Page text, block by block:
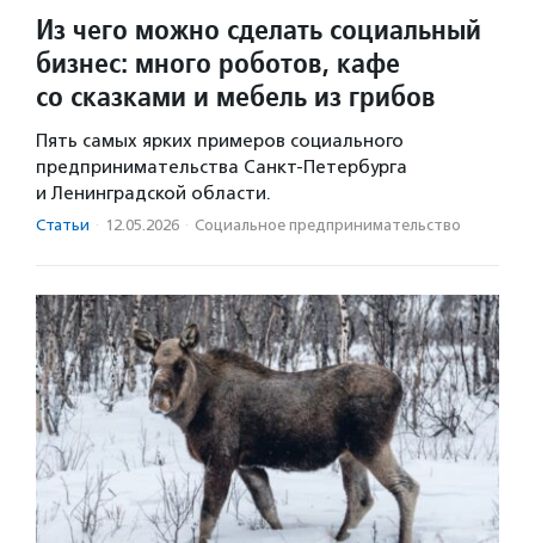
Из чего можно сделать социальный
бизнес: много роботов, кафе
со сказками и мебель из грибов
Пять самых ярких примеров социального
предпринимательства Санкт-Петербурга
и Ленинградской области.
Статьи · 12.05.2026 · Социальное предпри­нима­тель­ство